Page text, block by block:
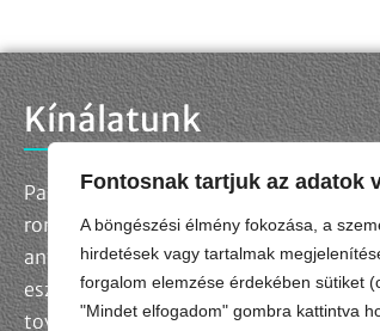
Fontosnak tartjuk az adatok
A böngészési élmény fokozása, a
hirdetések vagy tartalmak
forgalom elemzése érdekében sütiket
"Mindet elfogadom" gombra kattintva
Kínálatunk
Palettánkon megtalálja a
roncsolásmentes
anyagvizsgálatok szabványos
eszközeit és kellékanyagait,
továbbá egyedi műszaki